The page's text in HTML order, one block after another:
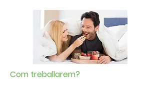
Com treballarem?